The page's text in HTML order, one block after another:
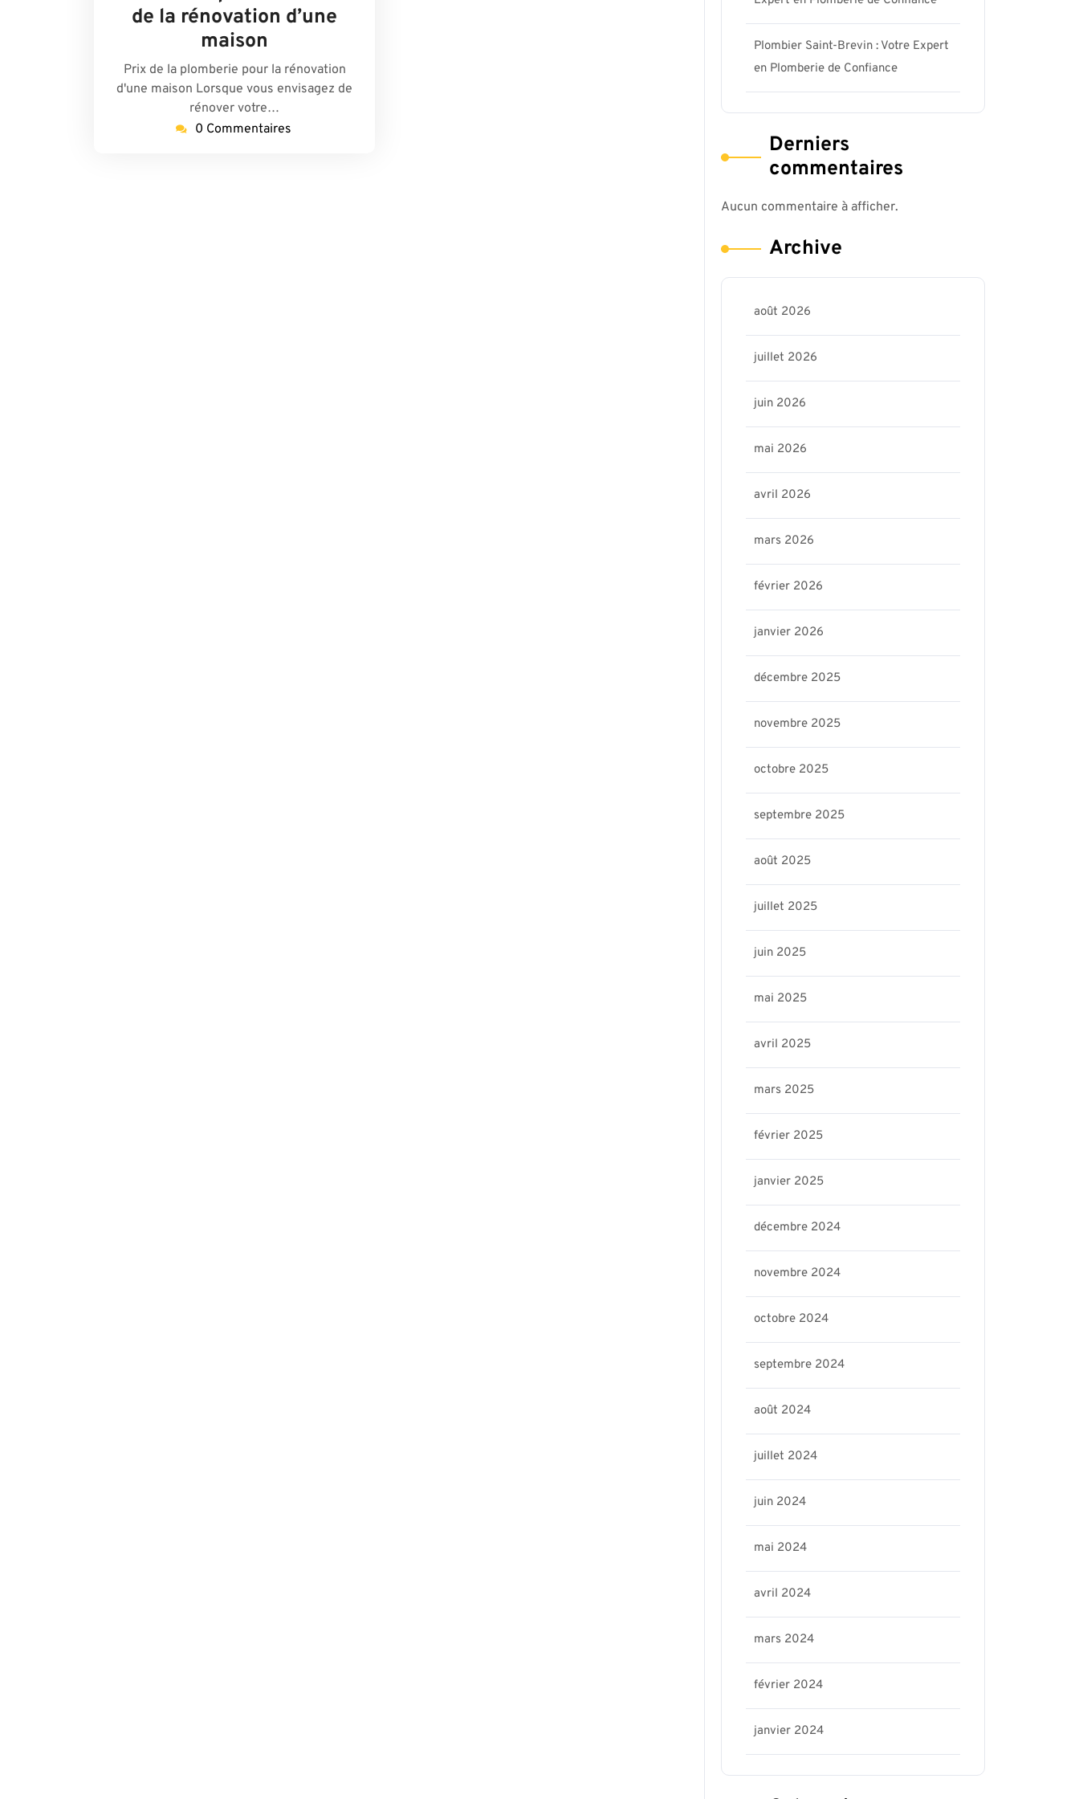
de la rénovation d’une
maison
Prix de la plomberie pour la rénovation
d'une maison Lorsque vous envisagez de
rénover votre…
0 Commentaires
Plombier Saint-Brevin : Votre Expert
en Plomberie de Confiance
Derniers
commentaires
Aucun commentaire à afficher.
Archive
août 2026
juillet 2026
juin 2026
mai 2026
avril 2026
mars 2026
février 2026
janvier 2026
décembre 2025
novembre 2025
octobre 2025
septembre 2025
août 2025
juillet 2025
juin 2025
mai 2025
avril 2025
mars 2025
février 2025
janvier 2025
décembre 2024
novembre 2024
octobre 2024
septembre 2024
août 2024
juillet 2024
juin 2024
mai 2024
avril 2024
mars 2024
février 2024
janvier 2024